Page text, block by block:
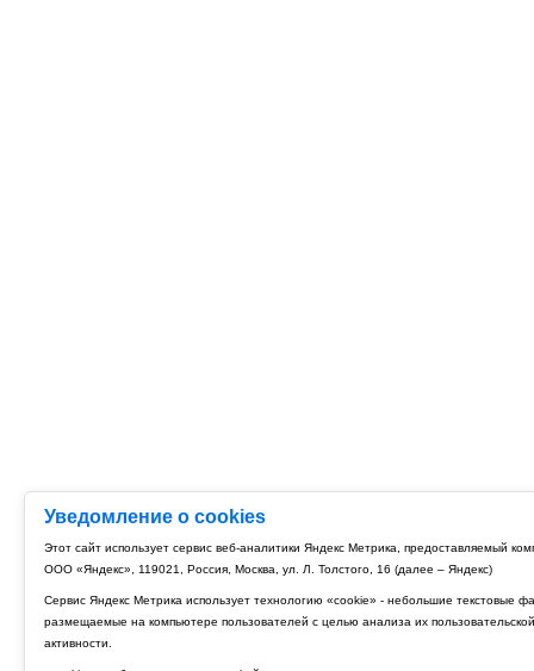
Уведомление о cookies
Этот сайт использует сервис веб-аналитики Яндекс Метрика, предоставляемый
ООО «Яндекс», 119021, Россия, Москва, ул. Л. Толстого, 16 (далее – Яндекс)
Сервис Яндекс Метрика использует технологию «cookie» - небольшие текстовые
размещаемые на компьютере пользователей с целью анализа их пользовательской
активности.